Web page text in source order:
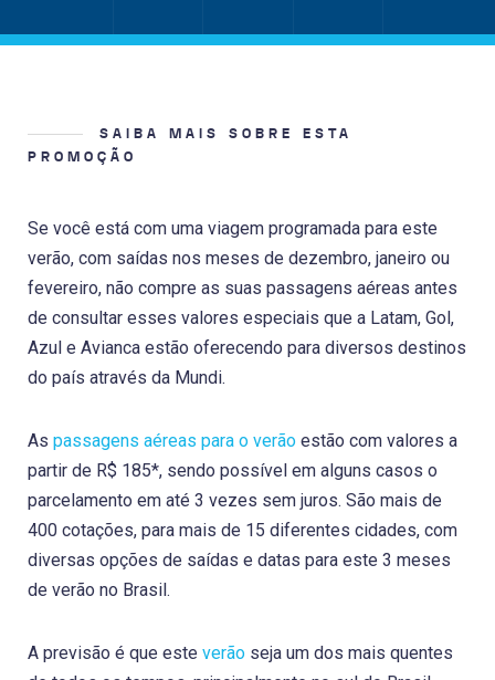
SAIBA MAIS SOBRE ESTA
PROMOÇÃO
Se você está com uma viagem programada para este
verão, com saídas nos meses de dezembro, janeiro ou
fevereiro, não compre as suas passagens aéreas antes
de consultar esses valores especiais que a Latam, Gol,
Azul e Avianca estão oferecendo para diversos destinos
do país através da Mundi.
As passagens aéreas para o verão estão com valores a
partir de R$ 185*, sendo possível em alguns casos o
parcelamento em até 3 vezes sem juros. São mais de
400 cotações, para mais de 15 diferentes cidades, com
diversas opções de saídas e datas para este 3 meses
de verão no Brasil.
A previsão é que este verão seja um dos mais quentes